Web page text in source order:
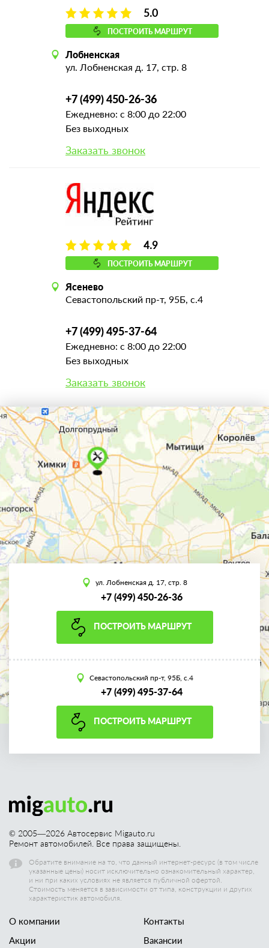
5.0
ПОСТРОИТЬ МАРШРУТ
Лобненская
ул. Лобненская д. 17, стр. 8
+7 (499) 450-26-36
Ежедневно: с 8:00 до 22:00
Без выходных
Заказать звонок
4.9
ПОСТРОИТЬ МАРШРУТ
Ясенево
Севастопольский пр-т, 95Б, с.4
+7 (499) 495-37-64
Ежедневно: с 8:00 до 22:00
Без выходных
Заказать звонок
ул. Лобненская д. 17, стр. 8
+7 (499) 450-26-36
ПОСТРОИТЬ МАРШРУТ
Севастопольский пр-т, 95Б, с.4
+7 (499) 495-37-64
ПОСТРОИТЬ МАРШРУТ
© 2005—2026 Автосервис Migauto.ru
Ремонт автомобилей. Все права защищены.
Обратите внимание на то, что данный интернет-ресурс (в том числе
указанные цены) носит исключительно ознакомительный характер,
и ни при каких условиях не является публичной офертой.
Стоимость меняется в зависимости от типа, конструкции и других
характеристик автомобиля.
О компании
Акции
Контакты
Вакансии